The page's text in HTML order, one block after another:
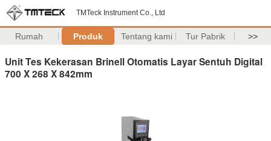
TMTeck Instrument Co., Ltd
Rumah Produk Tentang kami Tur Pabrik >>
Unit Tes Kekerasan Brinell Otomatis Layar Sentuh Digital
700 X 268 X 842mm